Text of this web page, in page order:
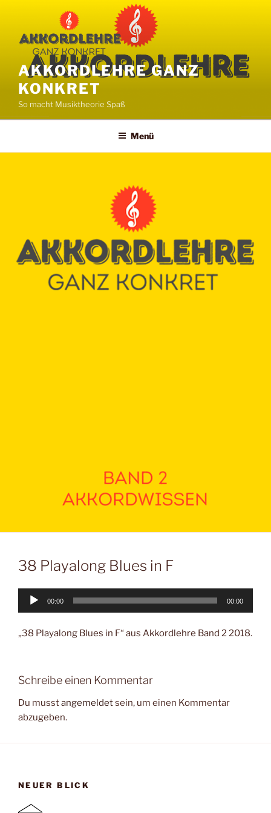
springen
AKKORDLEHRE GANZ
KONKRET
So macht Musiktheorie Spaß
Menü
38 Playalong Blues in F
Audio-
00:00 00:00
„38 Playalong Blues in F“ aus Akkordlehre Band 2 2018.
Schreibe einen Kommentar
Du musstangemeldetsein, um einen Kommentar
abzugeben.
NEUER BLICK